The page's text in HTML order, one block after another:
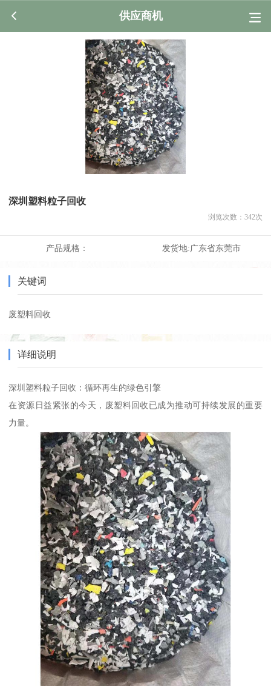
供应商机
深圳塑料粒子回收
浏览次数： 342次
产品规格： 发货地:广东省东莞市
关键词
废塑料回收
详细说明
深圳塑料粒子回收：循环再生的绿色引擎
在资源日益紧张的今天，废塑料回收已成为推动可持续发展的重要
力量。